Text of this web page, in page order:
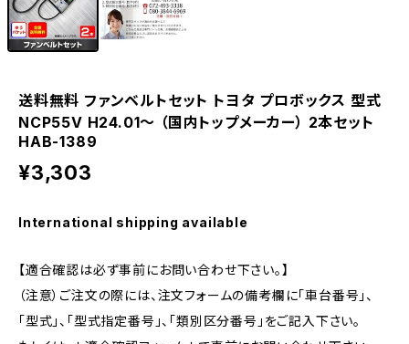
送料無料 ファンベルトセット トヨタ プロボックス 型式
NCP55V H24.01～ （国内トップメーカー） 2本セット
HAB-1389
¥3,303
International shipping available
【適合確認は必ず事前にお問い合わせ下さい。】
（注意）ご注文の際には、注文フォームの備考欄に「車台番号」、
「型式」、「型式指定番号」、「類別区分番号」をご記入下さい。